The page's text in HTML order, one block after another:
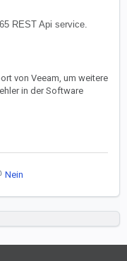
REST Api service.
von Veeam, um weitere
in der Software
Nein